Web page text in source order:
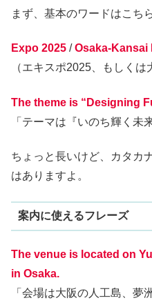
まず、基本のワードはこち
Expo 2025 / Osaka-Kansai
（エキスポ2025、もしくは
The theme is “Designing
「テーマは『いのち輝く未
ちょっと長いけど、カタカ
はありますよ。
案内に使えるフレーズ
The venue is located on
in Osaka.
「会場は大阪の人工島、夢